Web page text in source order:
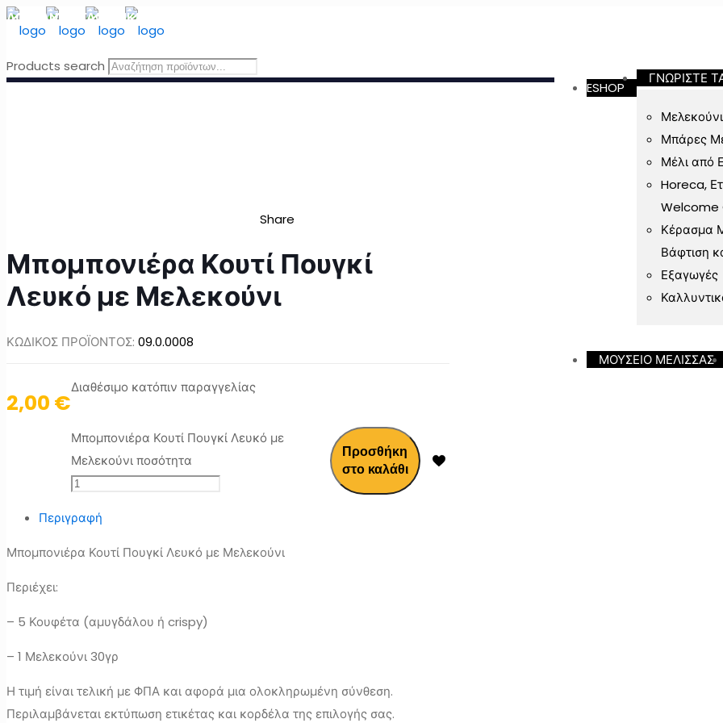
ΔΩΡΕΑΝ ΜΕΤΑΦΟΡΙΚΑ
ESHOP
ΓΝΩΡΙΣΤΕ
Μπάρες
Μέλι από
Horeca,
Welcome
Κέρασμα
Βάφτιση
Εξαγωγές
ΜΟΥΣΕΙΟ ΜΕΛΙΣΣΑΣ
Products search
Share
Μπομπονιέρα Κουτί Πουγκί
Λευκό με Μελεκούνι
ΚΩΔΙΚΟΣ ΠΡΟΪΟΝΤΟΣ: 09.0.0008
2,00 €
Διαθέσιμο κατόπιν παραγγελίας
Μπομπονιέρα Κουτί Πουγκί Λευκό με
Μελεκούνι ποσότητα
Προσθήκη
στο καλάθι
Περιγραφή
Μπομπονιέρα Κουτί Πουγκί Λευκό με Μελεκούνι
Περιέχει:
– 5 Κουφέτα (αμυγδάλου ή crispy)
– 1 Μελεκούνι 30γρ
Η τιμή είναι τελική με ΦΠΑ και αφορά μια ολοκληρωμένη σύνθεση.
Περιλαμβάνεται εκτύπωση ετικέτας και κορδέλα της επιλογής σας.